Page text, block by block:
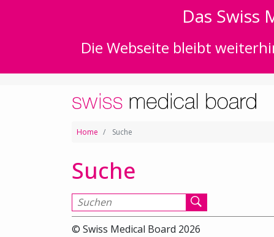
Das Swiss
Die Webseite bleibt
Home Suche
Suche
Suchen nach
© Swiss Medical Board 2026